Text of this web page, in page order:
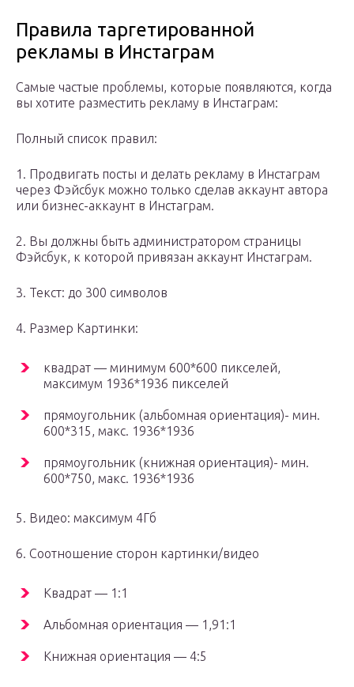
Правила таргетированной
рекламы в Инстаграм
Самые частые проблемы, которые появляются, когда
вы хотите разместить рекламу в Инстаграм:
Полный список правил:
1. Продвигать посты и делать рекламу в Инстаграм
через Фэйсбук можно только сделав аккаунт автора
или бизнес-аккаунт в Инстаграм.
2. Вы должны быть администратором страницы
Фэйсбук, к которой привязан аккаунт Инстаграм.
3. Текст: до 300 символов
4. Размер Картинки:
квадрат — минимум 600*600 пикселей,
максимум 1936*1936 пикселей
прямоугольник (альбомная ориентация)- мин.
600*315, макс. 1936*1936
прямоугольник (книжная ориентация)- мин.
600*750, макс. 1936*1936
5. Видео: максимум 4Гб
6. Соотношение сторон картинки/видео
Квадрат — 1:1
Альбомная ориентация — 1,91:1
Книжная ориентация — 4:5